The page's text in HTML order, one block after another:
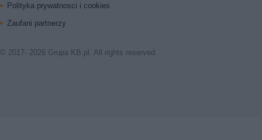
Polityka prywatnosci i cookies
Zaufani partnerzy
© 2017- 2026 Grupa KB.pl. All rights reserved.